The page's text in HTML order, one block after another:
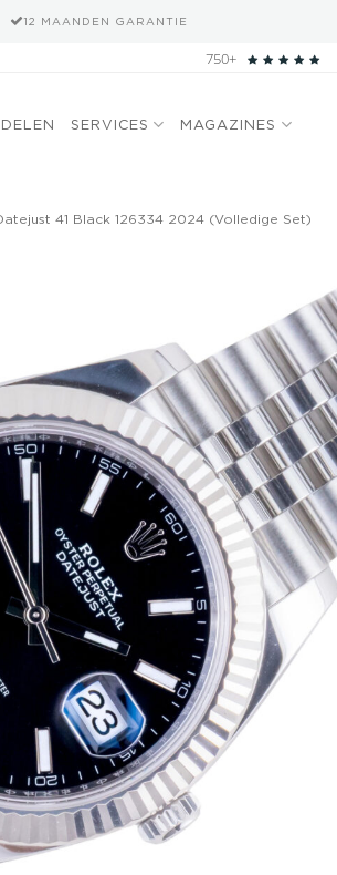
12 MAANDEN GARANTIE
750+
SERVICES MAGAZINES
41 Black 126334 2024 (Volledige Set)